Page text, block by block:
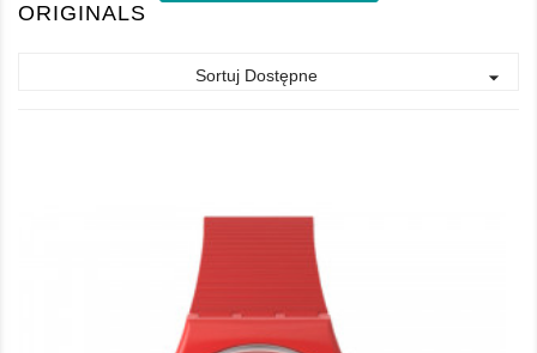
ORIGINALS
Sortuj Dostępne 